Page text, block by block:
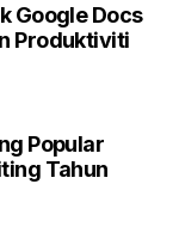
Google Docs
Produktiviti
Popular
Tahun